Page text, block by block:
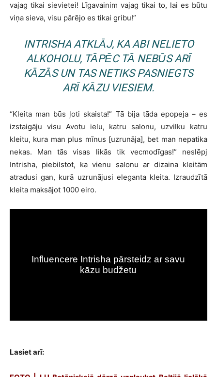
vajag tikai sievietei! Līgavainim vajag tikai to, lai es būtu
viņa sieva, visu pārējo es tikai gribu!”
INTRISHA ATKLĀJ, KA ABI NELIETO
ALKOHOLU, TĀPĒC TĀ NEBŪS ARĪ
KĀZĀS UN TAS NETIKS PASNIEGTS
ARĪ KĀZU VIESIEM.
“Kleita man būs ļoti skaista!” Tā bija tāda epopeja – es
izstaigāju visu Avotu ielu, katru salonu, uzvilku katru
kleitu, kura man plus mīnus [uzrunāja], bet man nepatika
nekas. Man tās visas likās tik vecmodīgas!” neslēpj
Intrisha, piebilstot, ka vienu salonu ar dizaina kleitām
atradusi gan, kurā uzrunājusi eleganta kleita. Izraudzītā
kleita maksājot 1000 eiro.
Lasiet arī: